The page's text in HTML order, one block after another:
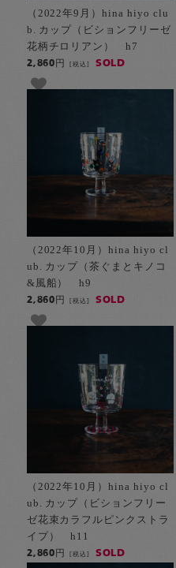
（2022年9月）hina hiyo clu
b. カップ（ビションフリーゼ
花柄チロリアン） h7
2,860円[税込] SOLD
（2022年10月）hina hiyo cl
ub. カップ（茶ぐまとキノコ
&風船） h9
2,860円[税込] SOLD
（2022年10月）hina hiyo cl
ub. カップ（ビションフリー
ゼ花束カラフルピンクストラ
イプ） h11
2,860円[税込] SOLD